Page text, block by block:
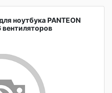
ноутбука PANTEON
вентиляторов